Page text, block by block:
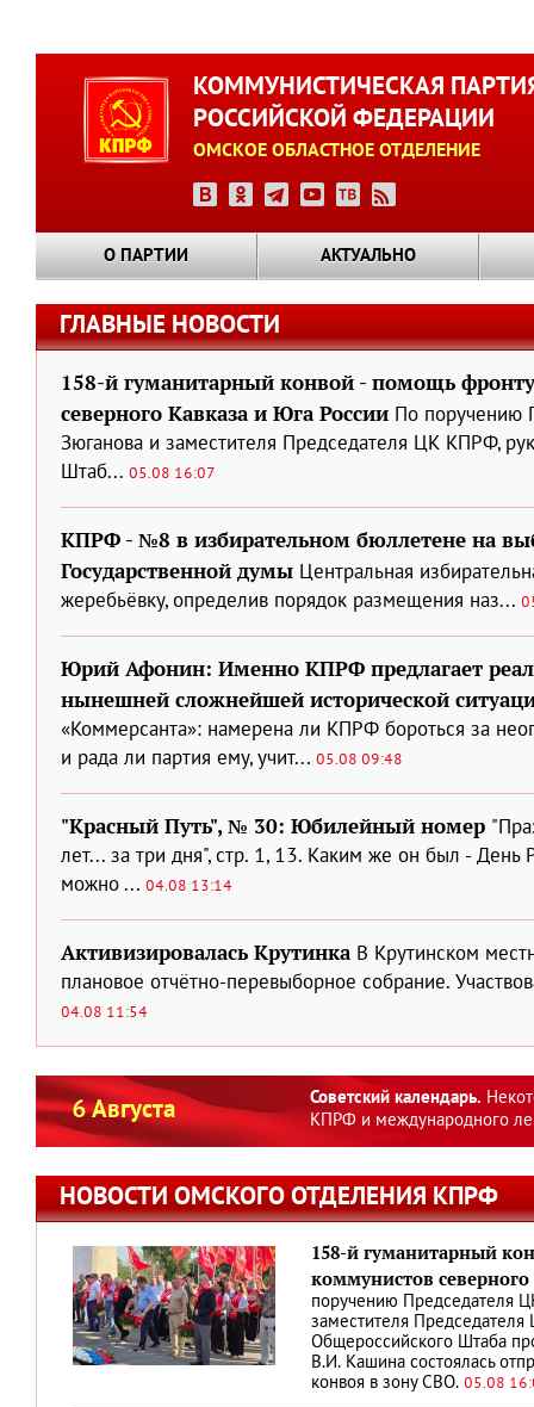
КОММУНИСТИЧЕСКАЯ
РОССИЙСКОЙ ФЕДЕРАЦИИ
ОМСКОЕ ОБЛАСТНОЕ ОТДЕЛЕНИЕ
О ПАРТИИ АКТУАЛЬНО
ГЛАВНЫЕ НОВОСТИ
158-й гуманитарный конвой - помощь
северного Кавказа и Юга России
По поручению
Зюганова и заместителя Председателя ЦК КПРФ,
Штаб... 05.08 16:07
КПРФ - №8 в избирательном бюллетене на
Государственной думы Центральная
жеребьёвку, определив порядок размещения наз...
Юрий Афонин: Именно КПРФ предлагает
нынешней сложнейшей исторической
«Коммерсанта»: намерена ли КПРФ бороться за
и рада ли партия ему, учит... 05.08 09:48
"Красный Путь", № 30: Юбилейный номер
лет... за три дня", стр. 1, 13. Каким же он был -
можно ... 04.08 13:14
Активизировалась Крутинка В Крутинском
плановое отчётно-перевыборное собрание.
04.08 11:54
6 Августа
Советский календарь.
КПРФ и международного
НОВОСТИ ОМСКОГО ОТДЕЛЕНИЯ КПРФ
158-й гуманитарный
коммунистов
поручению Председателя
заместителя
Общероссийского Штаба
В.И. Кашина состоялась
конвоя в зону СВО. 05.08